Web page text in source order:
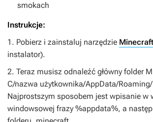
smokach
Instrukcje:
1. Pobierz i zainstaluj narzędzie
instalator).
2. Teraz musisz odnaleźć główny folder
C/nazwa użytkownika/AppData/
Najprostszym sposobem jest wpisanie w
windowsowej frazy %appdata%, a